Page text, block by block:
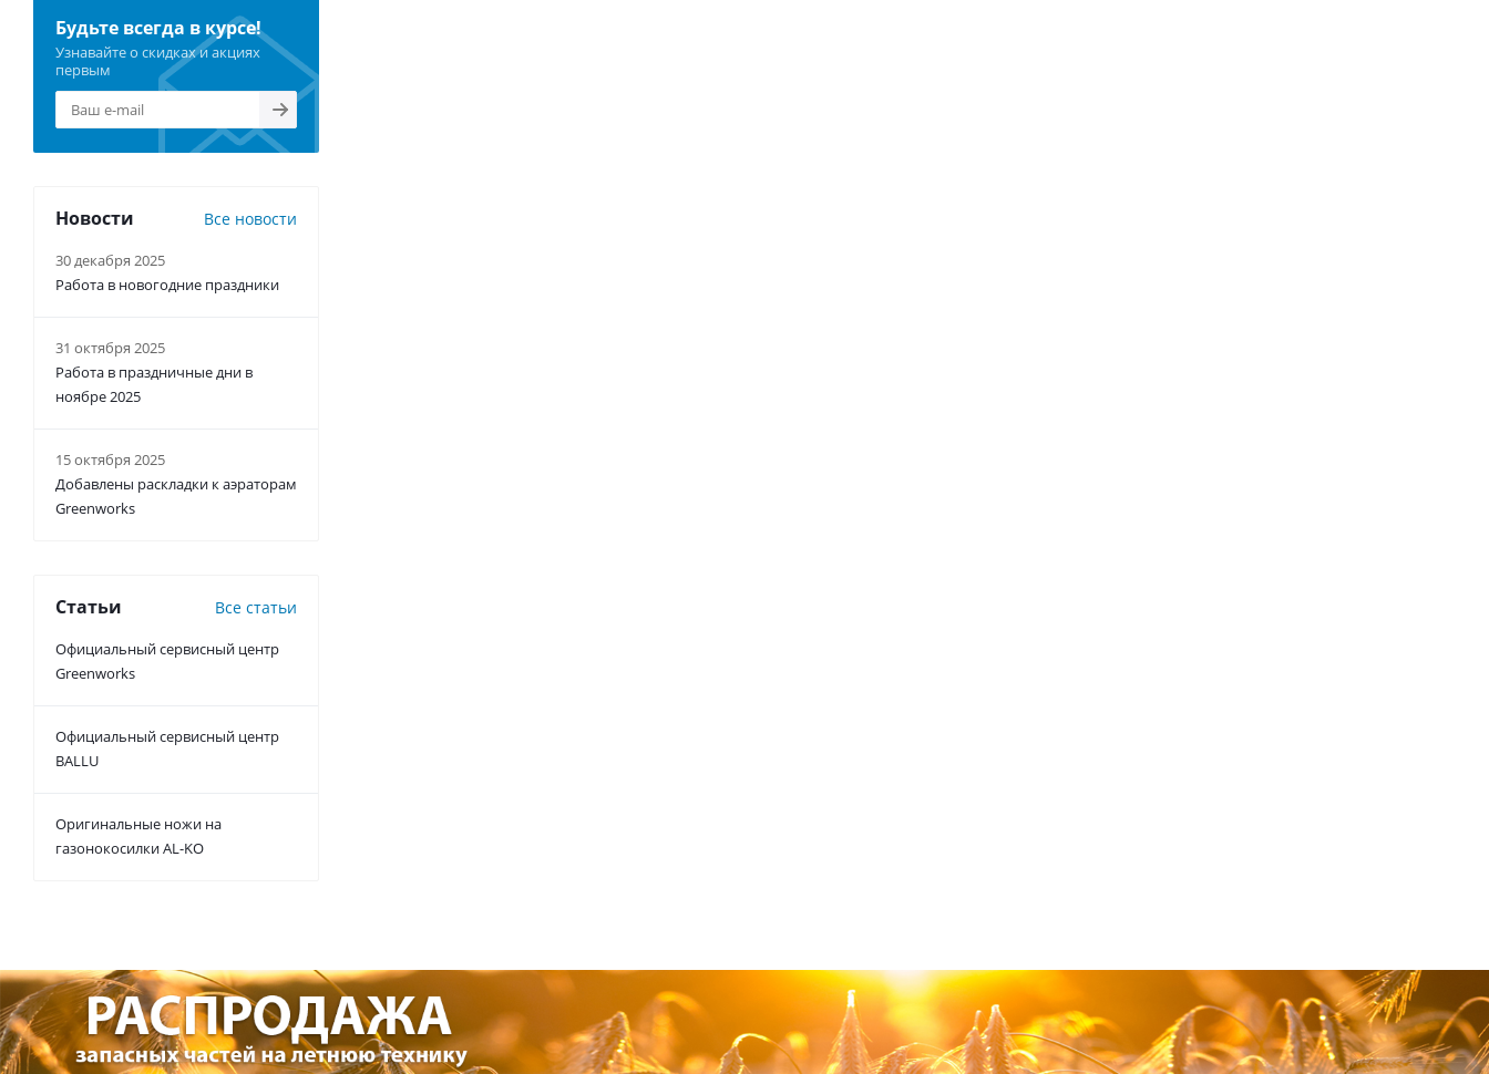
Будьте всегда в курсе!
Узнавайте о скидках и акциях
первым
Новости Все новости
30 декабря 2025
Работа в новогодние праздники
31 октября 2025
Работа в праздничные дни в
ноябре 2025
15 октября 2025
Добавлены раскладки к аэраторам
Greenworks
Статьи Все статьи
Официальный сервисный центр
Greenworks
Официальный сервисный центр
BALLU
Оригинальные ножи на
газонокосилки AL-KO